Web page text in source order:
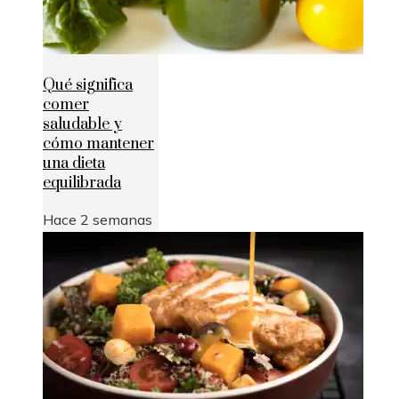
Qué significa
comer
saludable y
cómo mantener
una dieta
equilibrada
Hace 2 semanas